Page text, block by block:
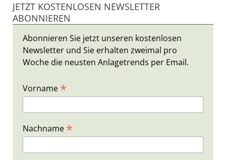
JETZT KOSTENLOSEN NEWSLETTER
ABONNIEREN
Abonnieren Sie jetzt unseren kostenlosen
Newsletter und Sie erhalten zweimal pro
Woche die neusten Anlagetrends per Email.
Vorname *
Nachname *